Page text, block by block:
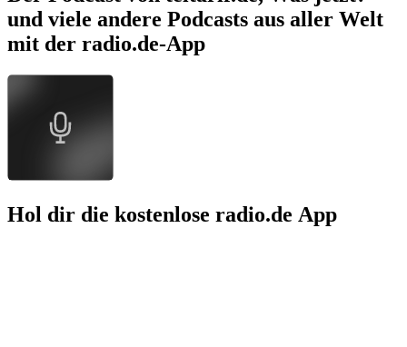
und viele andere Podcasts aus aller Welt
mit der radio.de-App
Hol dir die kostenlose radio.de App